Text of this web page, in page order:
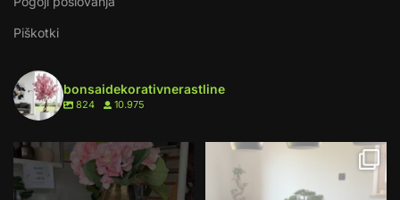
Piškotki
bonsaidekorativnerastline
824 10.975